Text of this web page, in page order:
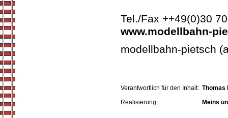
Tel./Fax ++49(0)30
www.modellbahn-
modellbahn-pietsch
Verantwortlich für den Inhalt: Thomas
Realisierung:
Meins